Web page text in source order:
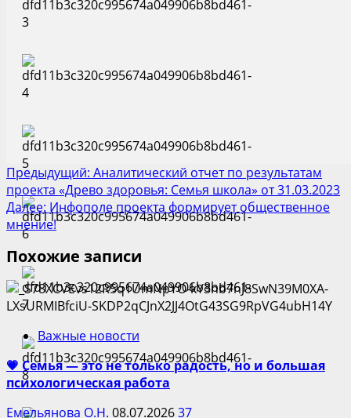
Post
navigation
Предыдущий: Аналитический отчет по результатам
проекта «Древо здоровья: Семья школа» от 31.03.2023
Далее: Инфополе проекта формирует общественное
мнение!
Похожие записи
Важные новости
💗 Семья — это не только радость, но и большая
психологическая работа
Емельянова О.Н. 08.07.202637